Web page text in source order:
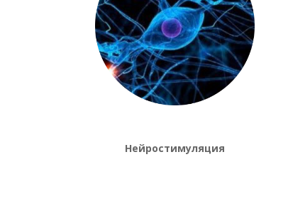
Нейростимуляция